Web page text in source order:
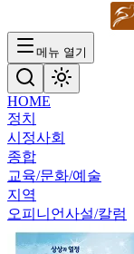
메뉴 열기
HOME
정치
시정사회
종합
교육/문화/예술
지역
오피니언사설/칼럼